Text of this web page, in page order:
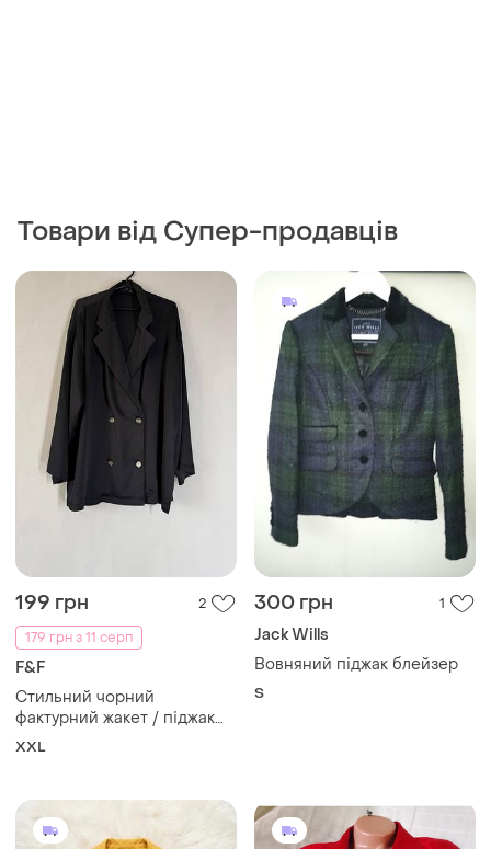
Товари від Супер-продавців
199 грн
2
179 грн з 11 серп
F&F
Стильний чорний
фактурний жакет / піджак
f&f (розмір 18 / eur 46 / 2xl)
XXL
300 грн 1
Jack Wills
Вовняний піджак блейзер
S